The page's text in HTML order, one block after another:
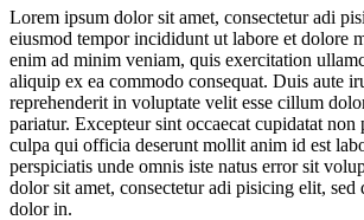
Lorem ipsum dolor sit amet, consectetur adi
eiusmod tempor incididunt ut labore et dolore
enim ad minim veniam, quis exercitation
aliquip ex ea commodo consequat. Duis aute
reprehenderit in voluptate velit esse cillum
pariatur. Excepteur sint occaecat cupidatat non
culpa qui officia deserunt mollit anim id est
perspiciatis unde omnis iste natus error sit
dolor sit amet, consectetur adi pisicing elit, sed
dolor in.